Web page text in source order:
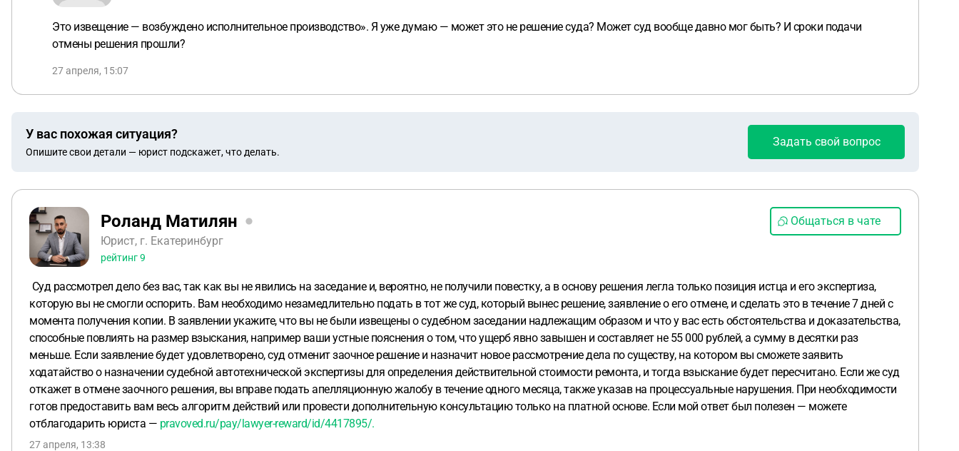
Это извещение — возбуждено исполнительное производство». Я уже думаю — может это не решение суда? Может суд вообще давно мог быть? И сроки подачи
отмены решения прошли?
27 апреля, 15:07
У вас похожая ситуация?
Опишите свои детали — юрист подскажет, что делать.
Задать свой вопрос
Роланд Матилян
Юрист, г. Екатеринбург
рейтинг9
Общаться в чате
Суд рассмотрел дело без вас, так как вы не явились на заседание и, вероятно, не получили повестку, а в основу решения легла только позиция истца и его экспертиза,
которую вы не смогли оспорить. Вам необходимо незамедлительно подать в тот же суд, который вынес решение, заявление о его отмене, и сделать это в течение 7 дней с
момента получения копии. В заявлении укажите, что вы не были извещены о судебном заседании надлежащим образом и что у вас есть обстоятельства и доказательства,
способные повлиять на размер взыскания, например ваши устные пояснения о том, что ущерб явно завышен и составляет не 55 000 рублей, а сумму в десятки раз
меньше. Если заявление будет удовлетворено, суд отменит заочное решение и назначит новое рассмотрение дела по существу, на котором вы сможете заявить
ходатайство о назначении судебной автотехнической экспертизы для определения действительной стоимости ремонта, и тогда взыскание будет пересчитано. Если же суд
откажет в отмене заочного решения, вы вправе подать апелляционную жалобу в течение одного месяца, также указав на процессуальные нарушения. При необходимости
готов предоставить вам весь алгоритм действий или провести дополнительную консультацию только на платной основе. Если мой ответ был полезен — можете
отблагодарить юриста — pravoved.ru/pay/lawyer-reward/id/4417895/.
27 апреля, 13:38